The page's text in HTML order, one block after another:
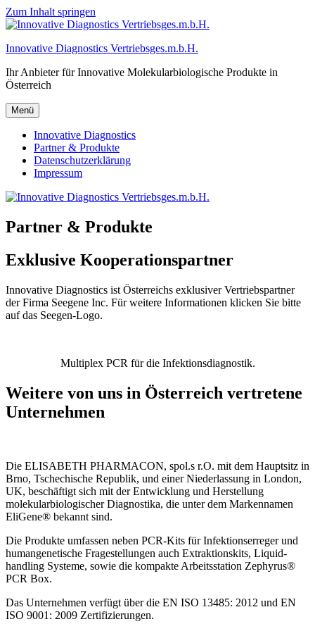
Zum Inhalt springen
Innovative Diagnostics Vertriebsges.m.b.H.
Ihr Anbieter für Innovative Molekularbiologische Produkte in
Österreich
Menü
Innovative Diagnostics
Partner & Produkte
Datenschutzerklärung
Impressum
Partner & Produkte
Exklusive Kooperationspartner
Innovative Diagnostics ist Österreichs exklusiver Vertriebspartner
der Firma Seegene Inc. Für weitere Informationen klicken Sie bitte
auf das Seegen-Logo.
Multiplex PCR für die Infektionsdiagnostik.
Weitere von uns in Österreich vertretene
Unternehmen
Die ELISABETH PHARMACON, spol.s r.O. mit dem Hauptsitz in
Brno, Tschechische Republik, und einer Niederlassung in London,
UK, beschäftigt sich mit der Entwicklung und Herstellung
molekularbiologischer Diagnostika, die unter dem Markennamen
EliGene® bekannt sind.
Die Produkte umfassen neben PCR-Kits für Infektionserreger und
humangenetische Fragestellungen auch Extraktionskits, Liquid-
handling Systeme, sowie die kompakte Arbeitsstation Zephyrus®
PCR Box.
Das Unternehmen verfügt über die EN ISO 13485: 2012 und EN
ISO 9001: 2009 Zertifizierungen.